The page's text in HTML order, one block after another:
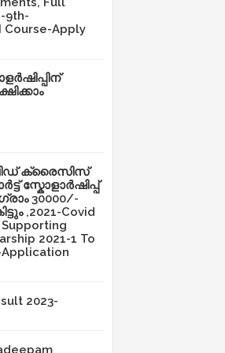
9th-
Course-Apply
ക്രൈസിസ്
സ്കോളാർഷിപ്പ്
30000/-
,2021-Covid
Supporting
2021-1 To
2023-